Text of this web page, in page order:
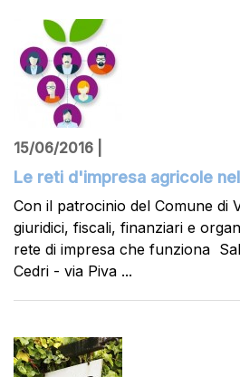
15/06/2016 |
Le reti d'impresa agricole
Con il patrocinio del Comune di
giuridici, fiscali, finanziari e
rete di impresa che funziona
Cedri - via Piva ...